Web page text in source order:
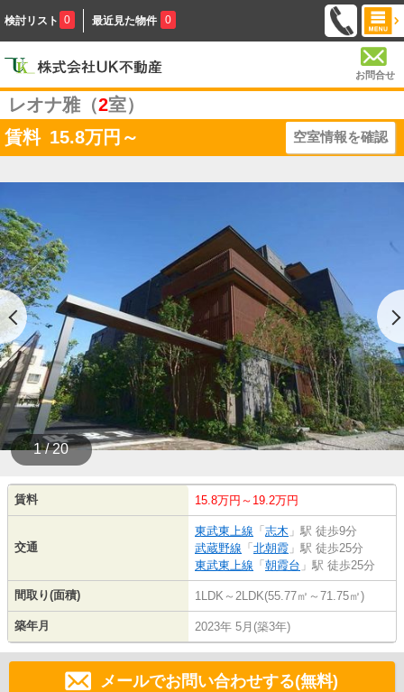
検討リスト 0 最近見た物件 0
お問合せ
レオナ雅（2室）
賃料 15.8万円～ 空室情報を確認
1 / 20
賃料 15.8万円～19.2万円
交通
東武東上線 「 志木 」駅 徒歩9分
武蔵野線 「 北朝霞 」駅 徒歩25分
東武東上線 「 朝霞台 」駅 徒歩25分
間取り(面積) 1LDK～2LDK(55.77㎡～71.75㎡)
築年月 2023年 5月(築3年)
メールでお問い合わせする(無料)